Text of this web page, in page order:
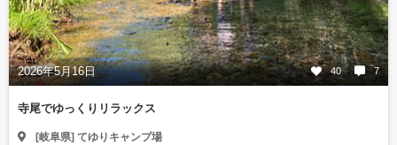
2026年5月16日 40 7
寺尾でゆっくりリラックス
[岐阜県] てゆりキャンプ場